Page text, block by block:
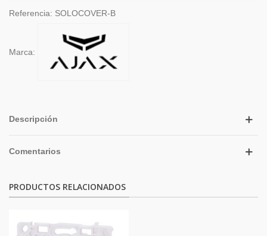
Referencia: SOLOCOVER-B
Marca:
Descripción
Comentarios
PRODUCTOS RELACIONADOS